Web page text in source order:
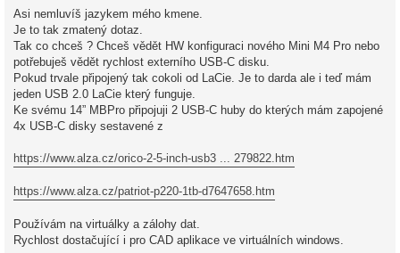
í
s
p
ě
v
e
k
Asi nemluvíš jazykem mého kmene.
Je to tak zmatený dotaz.
Tak co chceš ? Chceš vědět HW konfiguraci nového Mini M4 Pro nebo
potřebuješ vědět rychlost externího USB-C disku.
Pokud trvale připojený tak cokoli od LaCie. Je to darda ale i teď mám
jeden USB 2.0 LaCie který funguje.
Ke svému 14” MBPro připojuji 2 USB-C huby do kterých mám zapojené
4x USB-C disky sestavené z
https://www.alza.cz/orico-2-5-inch-usb3 ... 279822.htm
https://www.alza.cz/patriot-p220-1tb-d7647658.htm
Používám na virtuálky a zálohy dat.
Rychlost dostačující i pro CAD aplikace ve virtuálních windows.